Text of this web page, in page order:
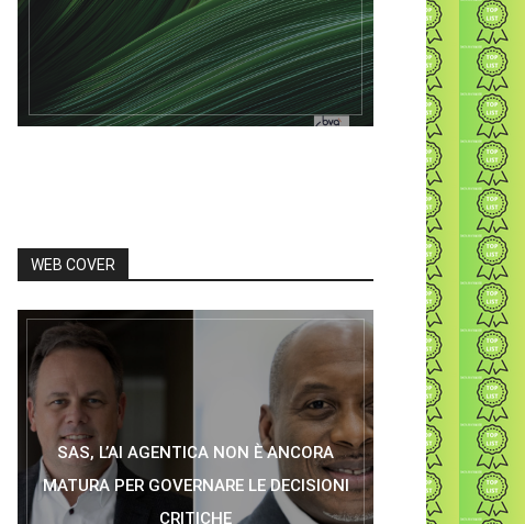
WEB COVER
SAS, L’AI AGENTICA NON È ANCORA
MATURA PER GOVERNARE LE DECISIONI
CRITICHE